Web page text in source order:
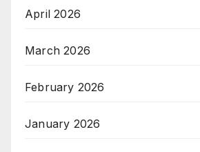
April 2026
March 2026
February 2026
January 2026